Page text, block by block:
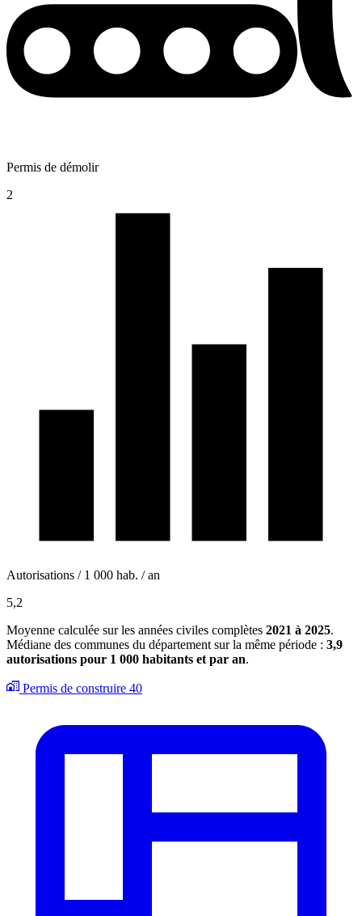
Permis de démolir
2
Autorisations / 1 000 hab. / an
5,2
Moyenne calculée sur les années civiles complètes 2021 à 2025.
Médiane des communes du département sur la même période : 3,9
autorisations pour 1 000 habitants et par an.
Permis de construire 40